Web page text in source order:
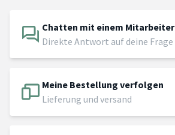
Chatten mit einem Mitarbeiter
Direkte Antwort auf deine Frage
Meine Bestellung verfolgen
Lieferung und versand